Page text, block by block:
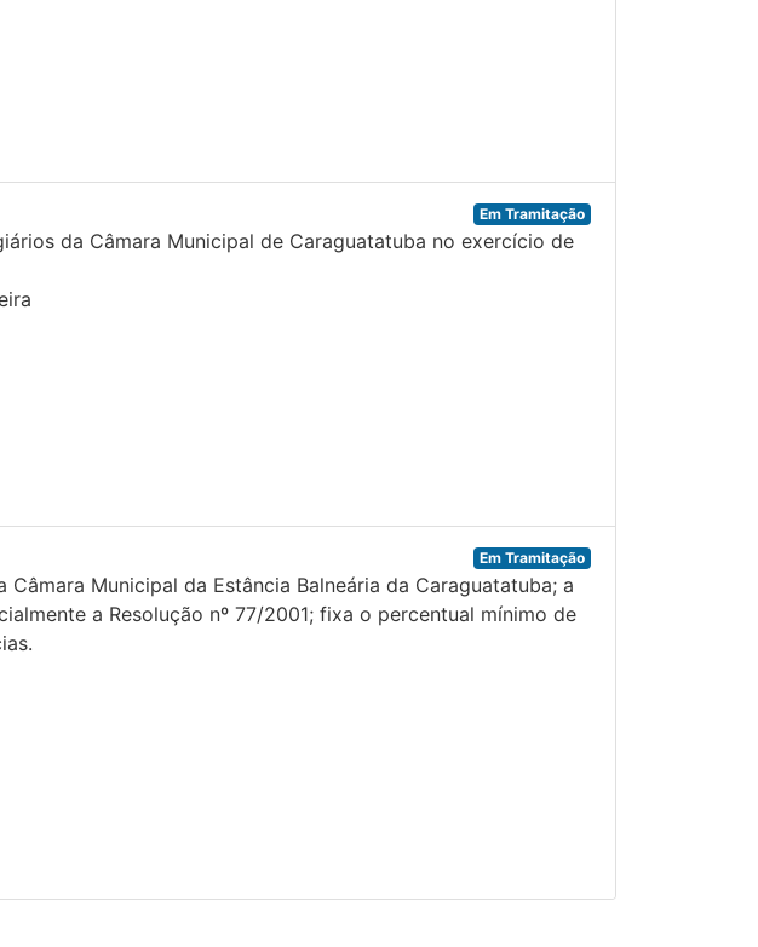
Em Tramitação
da Câmara Municipal de Caraguatatuba no exercício de
Em Tramitação
Municipal da Estância Balneária da Caraguatatuba; a
a Resolução nº 77/2001; fixa o percentual mínimo de